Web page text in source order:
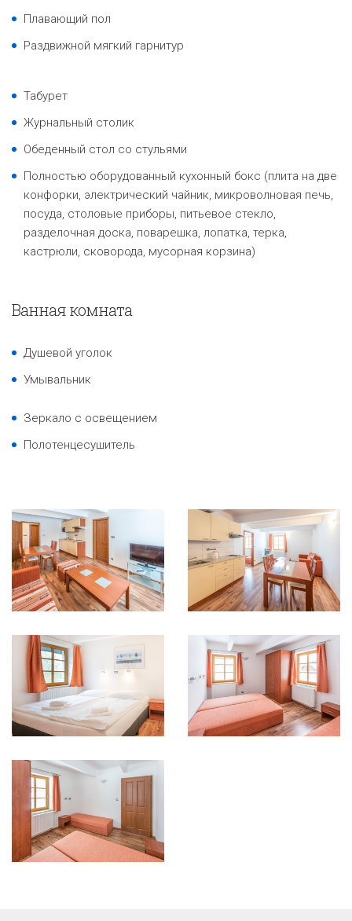
Плавающий пол
Раздвижной мягкий гарнитур
Табурет
Журнальный столик
Обеденный стол со стульями
Полностью оборудованный кухонный бокс (плита на две
конфорки, электрический чайник, микроволновая печь,
посуда, столовые приборы, питьевое стекло,
разделочная доска, поварешка, лопатка, терка,
кастрюли, сковорода, мусорная корзина)
Ванная комната
Душевой уголок
Умывальник
Зеркало с освещением
Полотенцесушитель